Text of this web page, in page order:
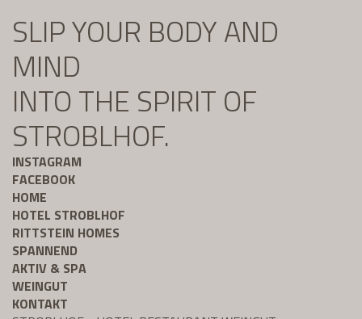
SLIP YOUR BODY AND
MIND
INTO THE SPIRIT OF
STROBLHOF.
INSTAGRAM
FACEBOOK
HOME
HOTEL STROBLHOF
RITTSTEIN HOMES
SPANNEND
AKTIV & SPA
WEINGUT
KONTAKT